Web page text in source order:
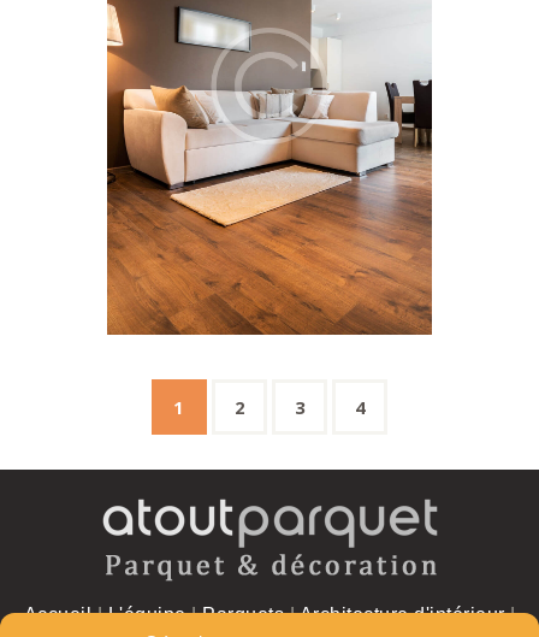
1 2 3 4
Accueil|L'équipe|Parquets|Architecture d'intérieur|